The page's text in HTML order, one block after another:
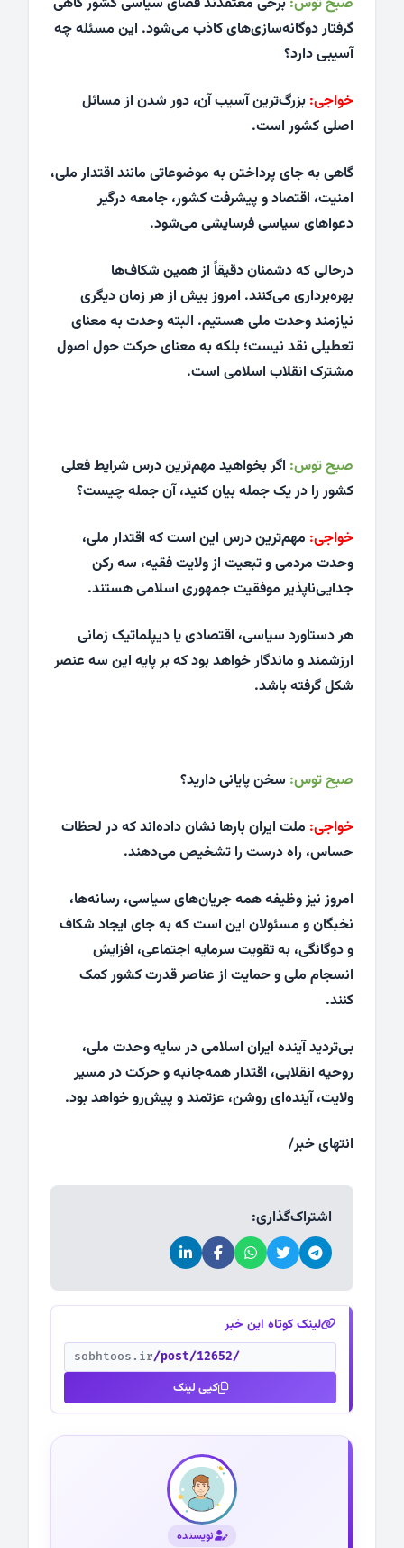
گرفتار دوگانه‌سازی‌های کاذب می‌شود. این مسئله چه
آسیبی دارد؟
خواجی: بزرگ‌ترین آسیب آن، دور شدن از مسائل
اصلی کشور است.
گاهی به جای پرداختن به موضوعاتی مانند اقتدار ملی،
امنیت، اقتصاد و پیشرفت کشور، جامعه درگیر
دعواهای سیاسی فرسایشی می‌شود.
درحالی که دشمنان دقیقاً از همین شکاف‌ها
بهره‌برداری می‌کنند. امروز بیش از هر زمان دیگری
نیازمند وحدت ملی هستیم. البته وحدت به معنای
تعطیلی نقد نیست؛ بلکه به معنای حرکت حول اصول
مشترک انقلاب اسلامی است.
صبح توس: اگر بخواهید مهم‌ترین درس شرایط فعلی
کشور را در یک جمله بیان کنید، آن جمله چیست؟
خواجی: مهم‌ترین درس این است که اقتدار ملی،
وحدت مردمی و تبعیت از ولایت فقیه، سه رکن
جدایی‌ناپذیر موفقیت جمهوری اسلامی هستند.
هر دستاورد سیاسی، اقتصادی یا دیپلماتیک زمانی
ارزشمند و ماندگار خواهد بود که بر پایه این سه عنصر
شکل گرفته باشد.
صبح توس: سخن پایانی دارید؟
خواجی: ملت ایران بارها نشان داده‌اند که در لحظات
حساس، راه درست را تشخیص می‌دهند.
امروز نیز وظیفه همه جریان‌های سیاسی، رسانه‌ها،
نخبگان و مسئولان این است که به جای ایجاد شکاف
و دوگانگی، به تقویت سرمایه اجتماعی، افزایش
انسجام ملی و حمایت از عناصر قدرت کشور کمک
کنند.
بی‌تردید آینده ایران اسلامی در سایه وحدت ملی،
روحیه انقلابی، اقتدار همه‌جانبه و حرکت در مسیر
ولایت، آینده‌ای روشن، عزتمند و پیش‌رو خواهد بود.
انتهای خبر/
اشتراک‌گذاری:
لینک کوتاه این خبر
sobhtoos.ir/post/12652/
کپی لینک
نویسنده